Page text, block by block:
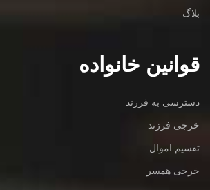
بلاگ
قوانین خانواده
دسترسی به فرزند
خرجی فرزند
تقسیم اموال
خرجی همسر